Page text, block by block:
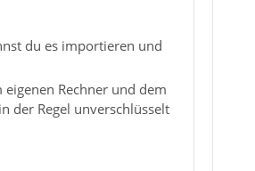
du es importieren und
Rechner und dem
der Regel unverschlüsselt